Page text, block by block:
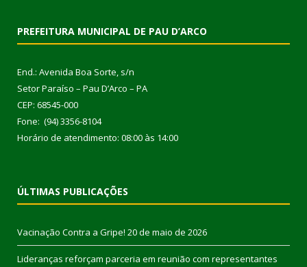
PREFEITURA MUNICIPAL DE PAU D’ARCO
End.: Avenida Boa Sorte, s/n
Setor Paraíso – Pau D’Arco – PA
CEP: 68545-000
Fone: (94) 3356-8104
Horário de atendimento: 08:00 às 14:00
ÚLTIMAS PUBLICAÇÕES
Vacinação Contra a Gripe! 20 de maio de 2026
Lideranças reforçam parceria em reunião com representantes